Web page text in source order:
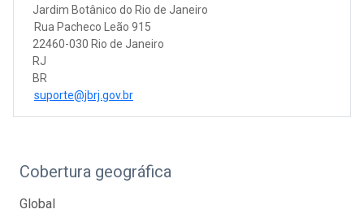
Jardim Botânico do Rio de Janeiro
Rua Pacheco Leão 915
22460-030 Rio de Janeiro
RJ
BR
suporte@jbrj.gov.br
Cobertura geográfica
Global